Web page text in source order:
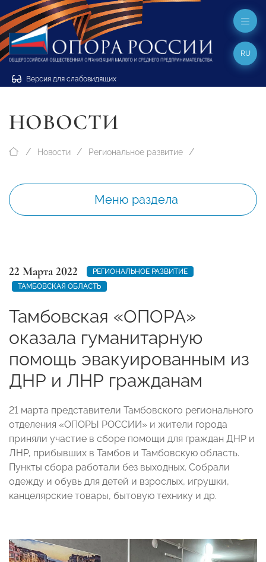
Версия для слабовидящих
RU
НОВОСТИ
Новости Региональное развитие
Меню раздела
22 Марта 2022
РЕГИОНАЛЬНОЕ РАЗВИТИЕ
ТАМБОВСКАЯ ОБЛАСТЬ
Тамбовская «ОПОРА»
оказала гуманитарную
помощь эвакуированным из
ДНР и ЛНР гражданам
21 марта представители Тамбовского регионального
отделения «ОПОРЫ РОССИИ» и жители города
приняли участие в сборе помощи для граждан ДНР и
ЛНР, прибывших в Тамбов и Тамбовскую область.
Пункты сбора работали без выходных. Собрали
одежду и обувь для детей и взрослых, игрушки,
канцелярские товары, бытовую технику и др.